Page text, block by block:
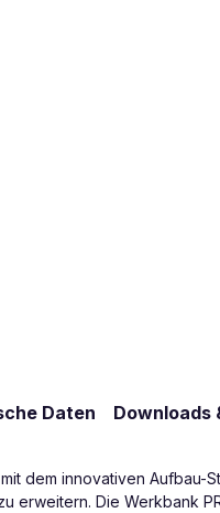
Daten Downloads
mit dem innovativen Aufbau-
erweitern. Die Werkbank